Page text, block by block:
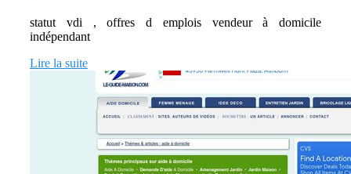
statut vdi , offres d emplois vendeur à domicile
indépendant
Lire la suite